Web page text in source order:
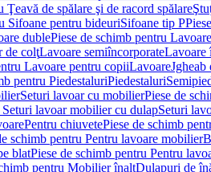
Ţeavă de spălare şi de racord spălare
Sifoane pentru bideuriSifoane tip P
dublePiese de schimb pentru
de colţLavoare semiîncorporateLavoare
Lavoare pentru copiiLavoareJgheab
pentru PiedestaluriPiedestaluri
Seturi lavoar cu mobilierPiese de
lavoar mobilier cu dulapSeturi
Pentru chiuvetePiese de schimb
schimb pentru Pentru lavoare mobilier
blatPiese de schimb pentru Pentru
pentru Mobilier înaltDulapuri de